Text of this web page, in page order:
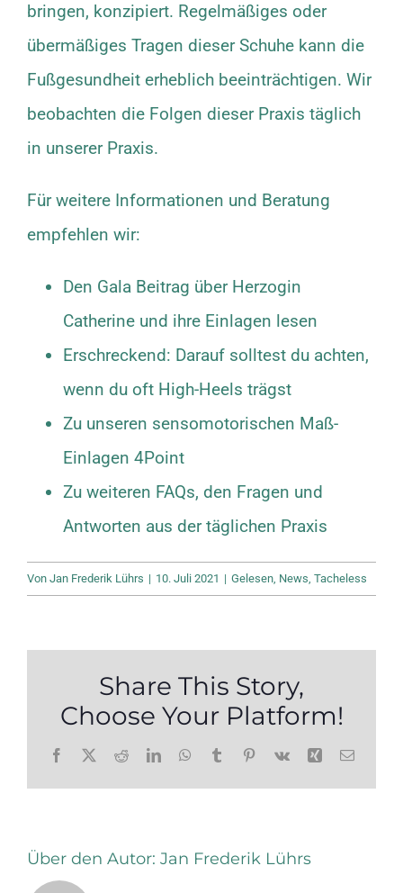
bringen, konzipiert. Regelmäßiges oder
übermäßiges Tragen dieser Schuhe kann die
Fußgesundheit erheblich beeinträchtigen. Wir
beobachten die Folgen dieser Praxis täglich
in unserer Praxis.
Für weitere Informationen und Beratung
empfehlen wir:
Den Gala Beitrag über Herzogin
Catherine und ihre Einlagen lesen
Erschreckend: Darauf solltest du achten,
wenn du oft High-Heels trägst
Zu unseren sensomotorischen Maß-
Einlagen 4Point
Zu weiteren FAQs, den Fragen und
Antworten aus der täglichen Praxis
Von Jan Frederik Lührs | 10. Juli 2021 | Gelesen, News, Tacheless
Share This Story,
Choose Your Platform!
Facebook
X RedditLinkedInWhatsApp
TumblrPinterest
Vk Xing E-
Über den Autor: Jan Frederik Lührs